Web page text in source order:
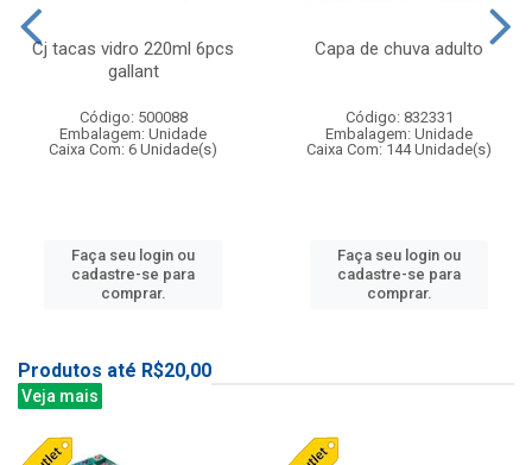
Cj tacas vidro 220ml 6pcs
gallant
Código: 500088
Embalagem: Unidade
Caixa Com: 6 Unidade(s)
Faça seu login ou
cadastre-se para
comprar.
Capa de chuva adulto
Código: 832331
Embalagem: Unidade
Caixa Com: 144 Unidade(s)
Faça seu login ou
cadastre-se para
comprar.
Produtos até R$20,00
Veja mais